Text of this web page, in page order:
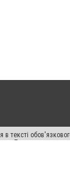
тексті
Порушення